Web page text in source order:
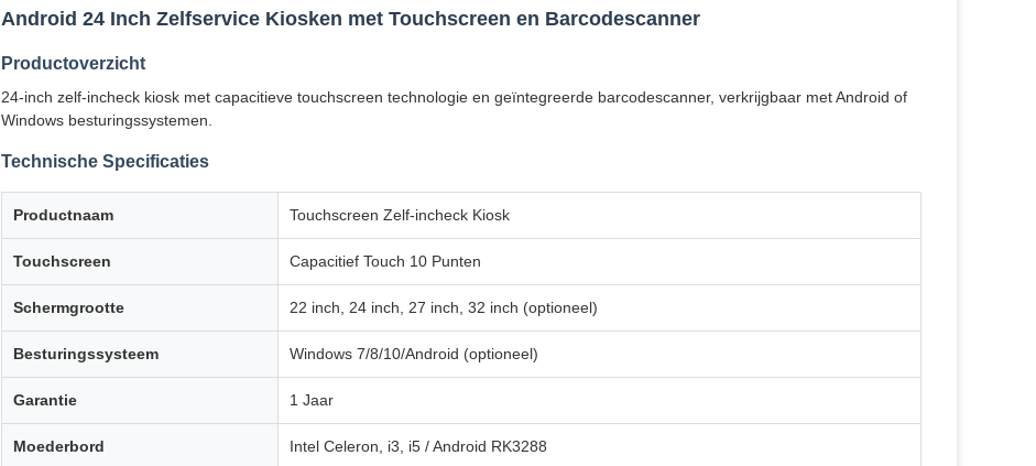
Android 24 Inch Zelfservice Kiosken met Touchscreen en Barcodescanner
Productoverzicht
24-inch zelf-incheck kiosk met capacitieve touchscreen technologie en geïntegreerde barcodescanner, verkrijgbaar met Android of
Windows besturingssystemen.
Technische Specificaties
Productnaam Touchscreen Zelf-incheck Kiosk
Touchscreen Capacitief Touch 10 Punten
Schermgrootte 22 inch, 24 inch, 27 inch, 32 inch (optioneel)
Besturingssysteem Windows 7/8/10/Android (optioneel)
Garantie 1 Jaar
Moederbord Intel Celeron, i3, i5 / Android RK3288